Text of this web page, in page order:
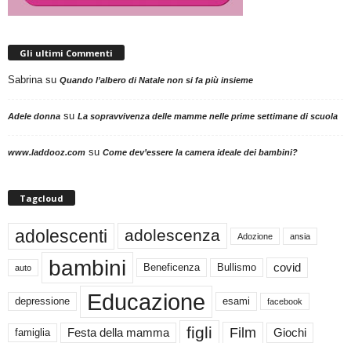
Gli ultimi Commenti
Sabrina su Quando l’albero di Natale non si fa più insieme
Adele donna su La sopravvivenza delle mamme nelle prime settimane di scuola
www.laddooz.com su Come dev’essere la camera ideale dei bambini?
Tagcloud
adolescenti adolescenza Adozione ansia
auto bambini Beneficenza Bullismo covid
depressione Educazione esami facebook
famiglia Festa della mamma figli Film Giochi